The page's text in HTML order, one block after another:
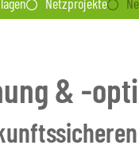
& -